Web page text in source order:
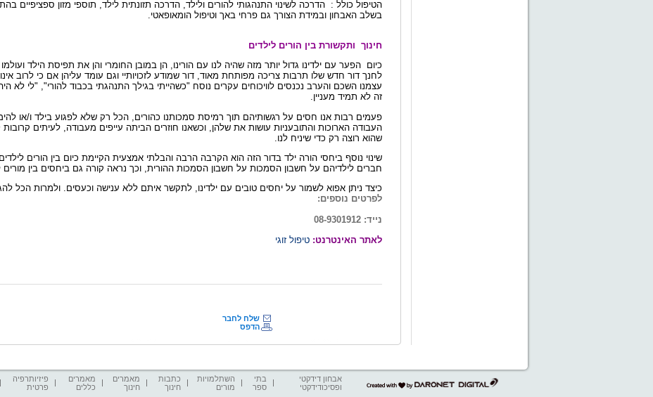
הטיפול כולל :
הדרכה לשינוי התנהגותי להורים ולילד, הדרכה תזונתית לילד, תוספי מזון ספציפיים
בשלב האבחון ובמידת הצורך גם פרחי באך וטיפול הומאופאטי.
חינוך ותקשורת בין הורים לילדים
כיום הפער עם ילדינו גדול יותר מזה שהיה לנו עם הורינו, הן במובן החומרי והן את תפיסת הילד
לחנך דור חדש שלו תרבות צריכה מפותחת מאוד, דור שמודע לזכויותיי וגם עומד עליהן אם כי לרוב אינו
עצמנו השכם והערב נכנסים לוויכוחים עקרים נוסח "כשהייתי בגילך התנהגתי בכבוד להורי", "לי לא
זה לא תמיד מעניין.
פעמים רבות אנו חסים על רגשותיהם תוך רמיסת סמכותנו כהורים, הכל רק שלא לפגוע בילד ו/או
העבודה הארוכות והתובעניות עושות את שלהן, וכשאנו חוזרים הביתה עייפים מעבודה, לעיתים
שהוא רוצה רק כדי שיניח לנו
שינוי נוסף ביחסי הורה ילד בדור הזה הוא הקרבה הרבה והבלתי אמצעית הקיימת כיום בין הורים
חברים לילדיהם על חשבון הסמכות על חשבון הסמכות ההורית, וכך נראה קורה גם ביחסים בין
כיצד ניתן אפוא לשמור על יחסים טובים עם ילדינו, לתקשר איתם ללא ענישה וכעסים. ולמרות הכל
לפרטים נוספים:
נייד: 08-9301912
לאתר האינטרנט:טיפול זוגי
שלח לחבר
הדפס
דרונט
אבחון דידקטי
ופסיכודידקטי
בתי
ספר
השתלמויות
מורים
כתבות
חינוך
מאמרים
חינוך
מאמרים
כללים
פיזיותרפיה
פרטית